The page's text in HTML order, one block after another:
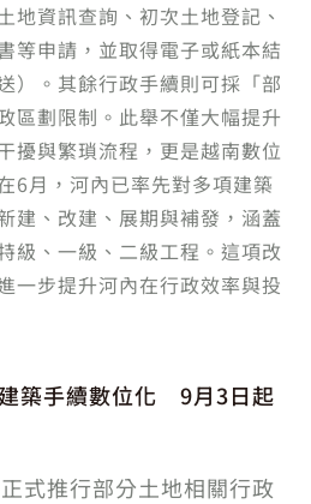
地資訊查詢、初次土地登記、
等申請，並取得電子或紙本結
）。其餘行政手續則可採「部
區劃限制。此舉不僅大幅提升
擾與繁瑣流程，更是越南數位
6月，河內已率先對多項建築
建、改建、展期與補發，涵蓋
級、一級、二級工程。這項改
一步提升河內在行政效率與投
築手續數位化 9月3日起
式推行部分土地相關行政